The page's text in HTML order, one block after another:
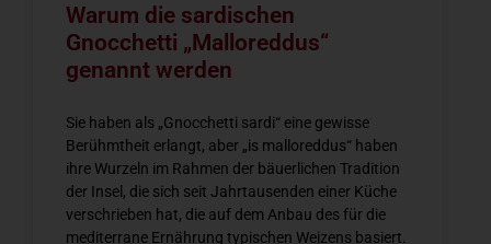
Warum die sardischen
Gnocchetti „Malloreddus“
genannt werden
Sie haben als „Gnocchetti sardi“ eine gewisse
Berühmtheit erlangt, aber „is malloreddus“ haben
ihre Wurzeln im Rahmen der bäuerlichen Tradition
der Insel, die sich seit Jahrtausenden einer Küche
verschrieben hat, die auf dem Anbau des für die
mediterrane Ernährung typischen Weizens basiert.